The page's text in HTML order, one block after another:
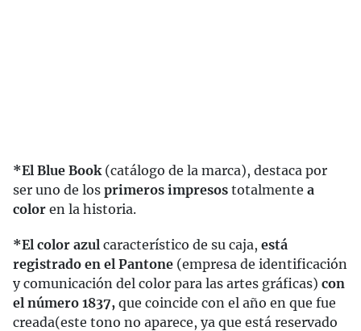
*El Blue Book(catálogo de la marca), destaca por
ser uno de los primeros impresos totalmente a
color en la historia.
*El color azul característico de su caja, está
registrado en el Pantone (empresa de identificación
y comunicación del color para las artes gráficas) con
el número 1837, que coincide con el año en que fue
creada(este tono no aparece, ya que está reservado